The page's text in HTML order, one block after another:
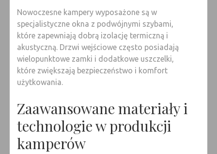
Nowoczesne kampery wyposażone są w
specjalistyczne okna z podwójnymi szybami,
które zapewniają dobrą izolację termiczną i
akustyczną. Drzwi wejściowe często posiadają
wielopunktowe zamki i dodatkowe uszczelki,
które zwiększają bezpieczeństwo i komfort
użytkowania.
Zaawansowane materiały i
technologie w produkcji
kamperów